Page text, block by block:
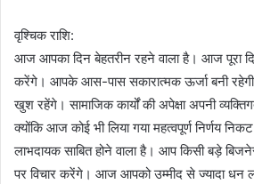
वृश्चिक राशि:
आज आपका दिन बेहतरीन रहने वाला है। आज पूरा
करेंगे। आपके आस-पास सकारात्मक ऊर्जा बनी
खुश रहेंगे। सामाजिक कार्यों की अपेक्षा अपनी
क्योंकि आज कोई भी लिया गया महत्वपूर्ण निर्णय
लाभदायक साबित होने वाला है। आप किसी बड़े
पर विचार करेंगे। आज आपको उम्मीद से ज्यादा धन